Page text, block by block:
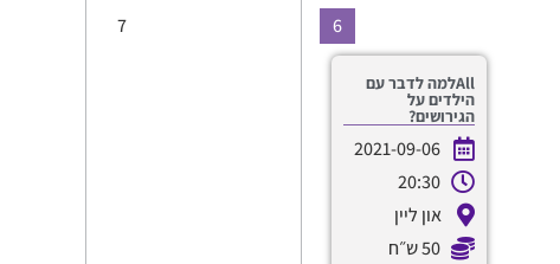
6
Allלמה לדבר עם
הילדים על
הגירושים?
2021-09-06
20:30
און ליין
50 ש״ח
7